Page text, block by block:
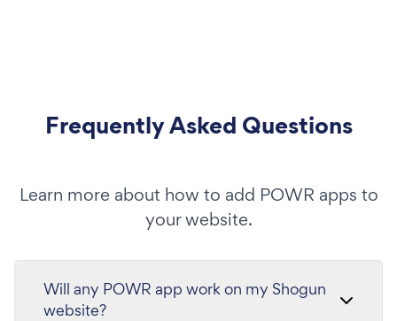
Frequently Asked Questions
Learn more about how to add POWR apps to
your website.
Will any POWR app work on my Shogun
website?